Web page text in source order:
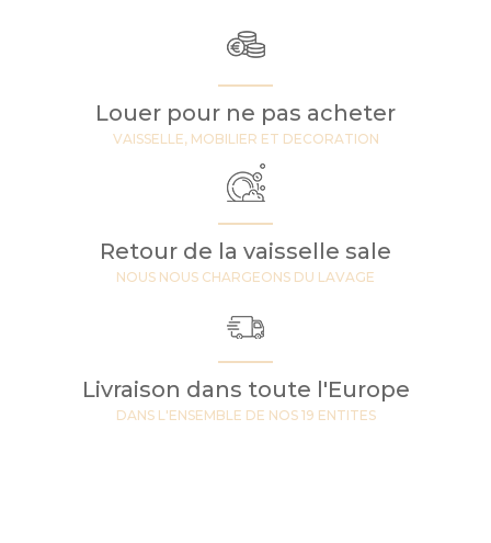
Louer pour ne pas acheter
VAISSELLE, MOBILIER ET DECORATION
Retour de la vaisselle sale
NOUS NOUS CHARGEONS DU LAVAGE
Livraison dans toute l'Europe
DANS L'ENSEMBLE DE NOS 19 ENTITES